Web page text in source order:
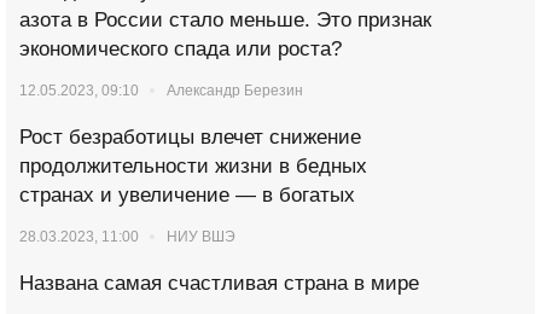
азота в России стало меньше. Это признак
экономического спада или роста?
12.05.2023, 09:10 Александр Березин
Рост безработицы влечет снижение
продолжительности жизни в бедных
странах и увеличение — в богатых
28.03.2023, 11:00 НИУ ВШЭ
Названа самая счастливая страна в мире